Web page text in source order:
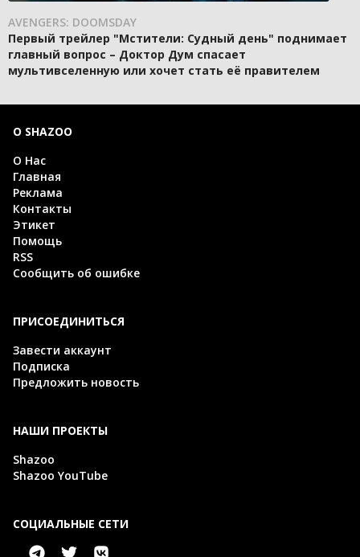
AVENGERS: DOOMSDAY
Первый трейлер "Мстители: Судный день" поднимает
главный вопрос – Доктор Дум спасает
мультивселенную или хочет стать её правителем
О SHAZOO
О Нас
Главная
Реклама
Контакты
Этикет
Помощь
RSS
Сообщить об ошибке
ПРИСОЕДИНИТЬСЯ
Завести аккаунт
Подписка
Предложить новость
НАШИ ПРОЕКТЫ
Shazoo
Shazoo YouTube
СОЦИАЛЬНЫЕ СЕТИ